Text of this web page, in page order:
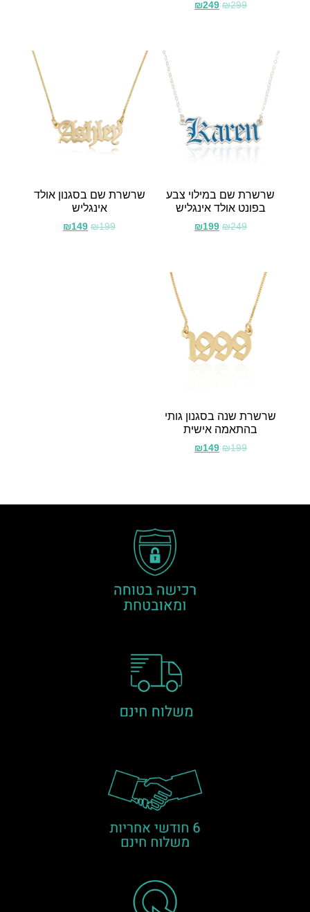
₪299
₪249
שרשרת שם במילוי צבע
בפונט אולד אינגליש
₪249
₪199
שרשרת שם בסגנון אולד
אינגליש
₪199
₪149
שרשרת שנה בסגנון גותי
בהתאמה אישית
₪199
₪149